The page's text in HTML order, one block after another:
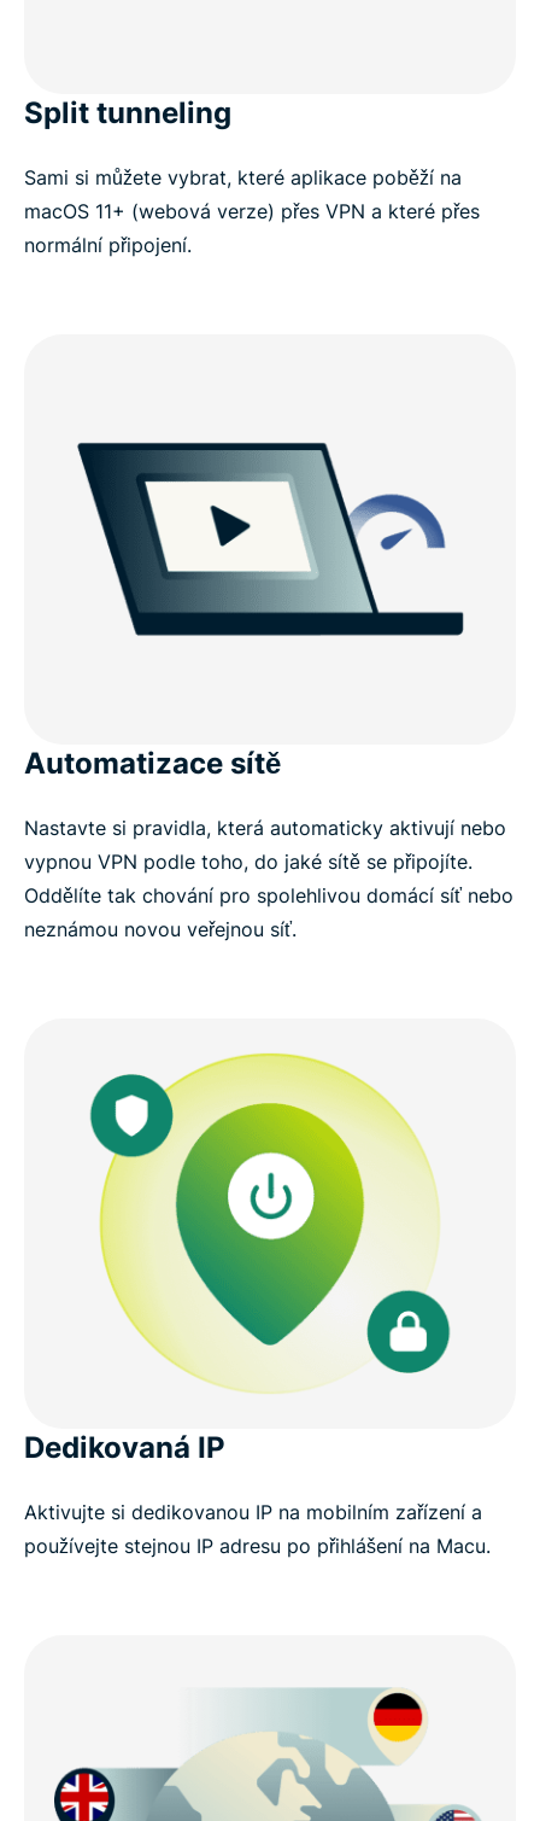
Split tunneling
Sami si můžete vybrat, které aplikace poběží na
macOS 11+ (webová verze) přes VPN a které přes
normální připojení.
Automatizace sítě
Nastavte si pravidla, která automaticky aktivují nebo
vypnou VPN podle toho, do jaké sítě se připojíte.
Oddělíte tak chování pro spolehlivou domácí síť nebo
neznámou novou veřejnou síť.
Dedikovaná IP
Aktivujte si dedikovanou IP na mobilním zařízení a
používejte stejnou IP adresu po přihlášení na Macu.